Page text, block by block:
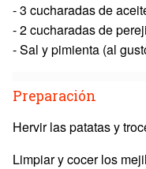
- 3 cucharadas de
- 2 cucharadas de
- Sal y pimienta (al
Preparación
Hervir las patatas y
Limpiar y cocer los